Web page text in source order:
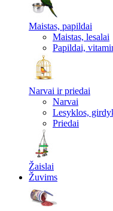
Maistas, papildai
Maistas, lesalai
Papildai,
Narvai ir priedai
Narvai
Lesyklos,
Priedai
Žaislai
Žuvims